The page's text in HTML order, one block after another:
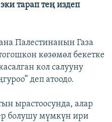
тарап тең издеп
Палестинанын Газа
көзөмөл бекетке
кол салууну
деп атоодо.
ырастоосунда, алар
болушу мүмкүн ири